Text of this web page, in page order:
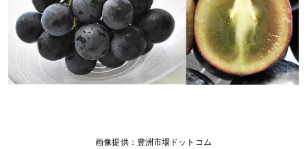
画像提供：豊洲市場ドットコム